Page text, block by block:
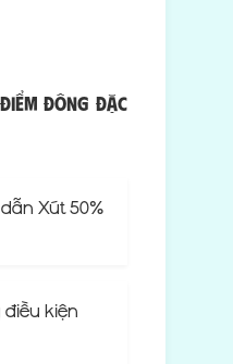
Điểm đông đặc
Xút 50%
kiện